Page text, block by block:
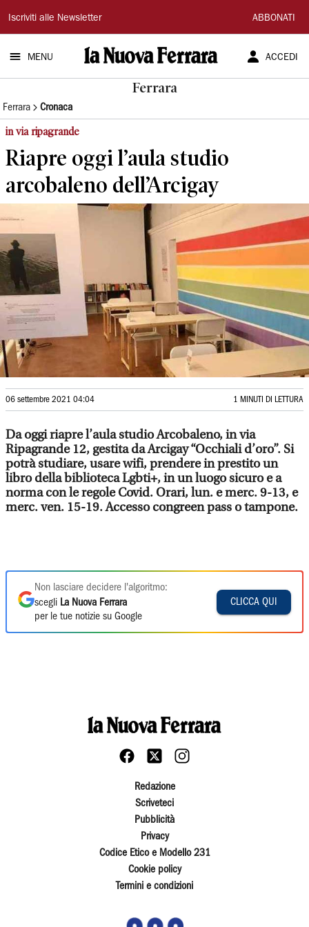
La
Nuova
Ferrara
Iscriviti alle Newsletter ABBONATI
MENU ACCEDI
Ferrara
Ferrara Cronaca
in via ripagrande
Riapre oggi l’aula studio
arcobaleno dell’Arcigay
06 settembre 2021 04:04 1 MINUTI DI LETTURA
Da oggi riapre l’aula studio Arcobaleno, in via
Ripagrande 12, gestita da Arcigay “Occhiali d’oro”. Si
potrà studiare, usare wifi, prendere in prestito un
libro della biblioteca Lgbti+, in un luogo sicuro e a
norma con le regole Covid. Orari, lun. e merc. 9-13, e
merc. ven. 15-19. Accesso congreen pass o tampone.
Non lasciare decidere l'algoritmo:
scegli La Nuova Ferrara
per le tue notizie su Google
CLICCA QUI
Redazione
Scriveteci
Pubblicità
Privacy
Codice Etico e Modello 231
Cookie policy
Termini e condizioni